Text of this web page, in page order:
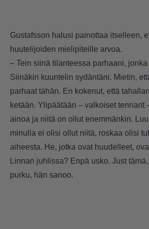
Gustafsson halusi painottaa itselleen,
huutelijoiden mielipiteille arvoa.
– Tein siinä tilanteessa parhaani,
Siinäkin kuuntelin sydäntäni. Mietin,
parhaat tähän. En kokenut, että
ketään. Ylipäätään – valkoiset tennarit
ainoa ja niitä on ollut enemmänkin.
minulla ei olisi ollut niitä, roskaa olisi
aiheesta. He, jotka ovat huudelleet,
Linnan juhlissa? Enpä usko. Just
purku, hän sanoo.